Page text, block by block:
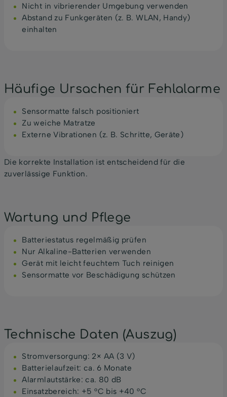
Nicht in vibrierender Umgebung verwenden
Abstand zu Funkgeräten (z. B. WLAN, Handy)
einhalten
Häufige Ursachen für Fehlalarme
Sensormatte falsch positioniert
Zu weiche Matratze
Externe Vibrationen (z. B. Schritte, Geräte)
Die korrekte Installation ist entscheidend für die
zuverlässige Funktion.
Wartung und Pflege
Batteriestatus regelmäßig prüfen
Nur Alkaline-Batterien verwenden
Gerät mit leicht feuchtem Tuch reinigen
Sensormatte vor Beschädigung schützen
Technische Daten (Auszug)
Stromversorgung: 2× AA (3 V)
Batterielaufzeit: ca. 6 Monate
Alarmlautstärke: ca. 80 dB
Einsatzbereich: +5 °C bis +40 °C